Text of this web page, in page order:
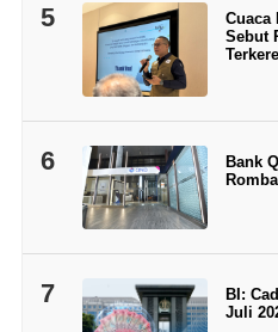
5
Cuaca
Sebut
6
Bank
7
BI:
Juli